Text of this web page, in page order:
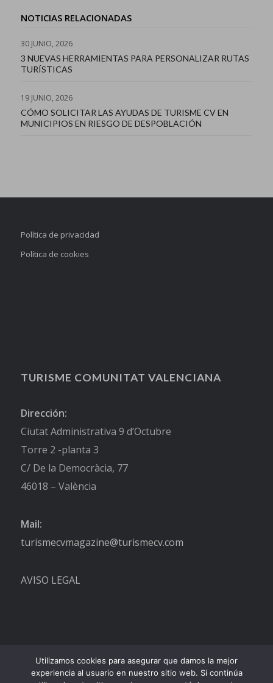
NOTICIAS RELACIONADAS
30 JUNIO, 2026
3 NUEVAS HERRAMIENTAS PARA PERSONALIZAR RUTAS
TURÍSTICAS
19 JUNIO, 2026
CÓMO SOLICITAR LAS AYUDAS DE TURISME CV EN
MUNICIPIOS EN RIESGO DE DESPOBLACIÓN
Política de privacidad
Política de cookies
TURISME COMUNITAT VALENCIANA
Dirección:
Ciutat Administrativa 9 d’Octubre
Torre 2 -planta 3
C/ De la Democràcia, 77
46018 – València
Mail:
turismecvmagazine@turismecv.com
AVISO LEGAL
Utilizamos cookies para asegurar que damos la mejor
experiencia al usuario en nuestro sitio web. Si continúa